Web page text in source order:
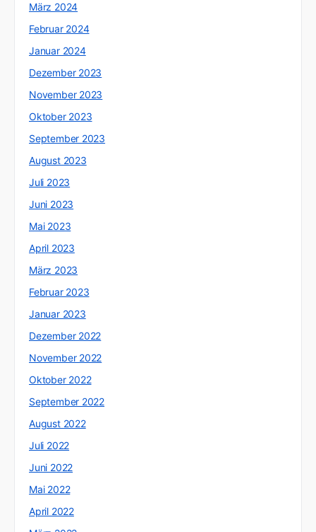
März 2024
Februar 2024
Januar 2024
Dezember 2023
November 2023
Oktober 2023
September 2023
August 2023
Juli 2023
Juni 2023
Mai 2023
April 2023
März 2023
Februar 2023
Januar 2023
Dezember 2022
November 2022
Oktober 2022
September 2022
August 2022
Juli 2022
Juni 2022
Mai 2022
April 2022